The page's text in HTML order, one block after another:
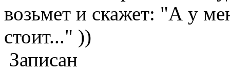
возьмет и скажет: "А у
стоит..." ))
Записан